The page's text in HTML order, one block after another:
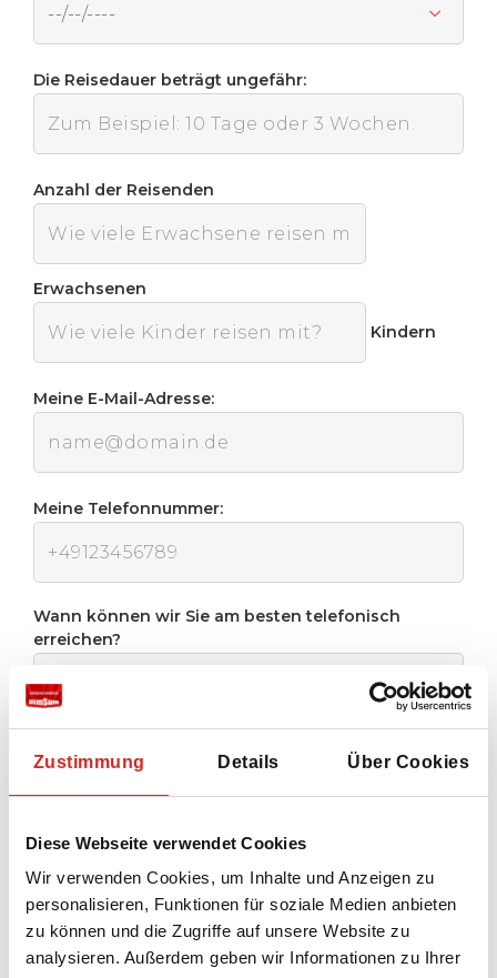
Zustimmung Details Über Cookies
Diese Webseite verwendet Cookies
Wir verwenden Cookies, um Inhalte und Anzeigen zu
personalisieren, Funktionen für soziale Medien anbieten
zu können und die Zugriffe auf unsere Website zu
analysieren. Außerdem geben wir Informationen zu Ihrer
Die Reisedauer beträgt ungefähr:
Anzahl der Reisenden
Erwachsenen
Kindern
Meine E-Mail-Adresse:
Meine Telefonnummer:
Wann können wir Sie am besten telefonisch
erreichen?
Ich stimme der Datenschutzrichtlinievon
Dimsum Reisen zu
Senden